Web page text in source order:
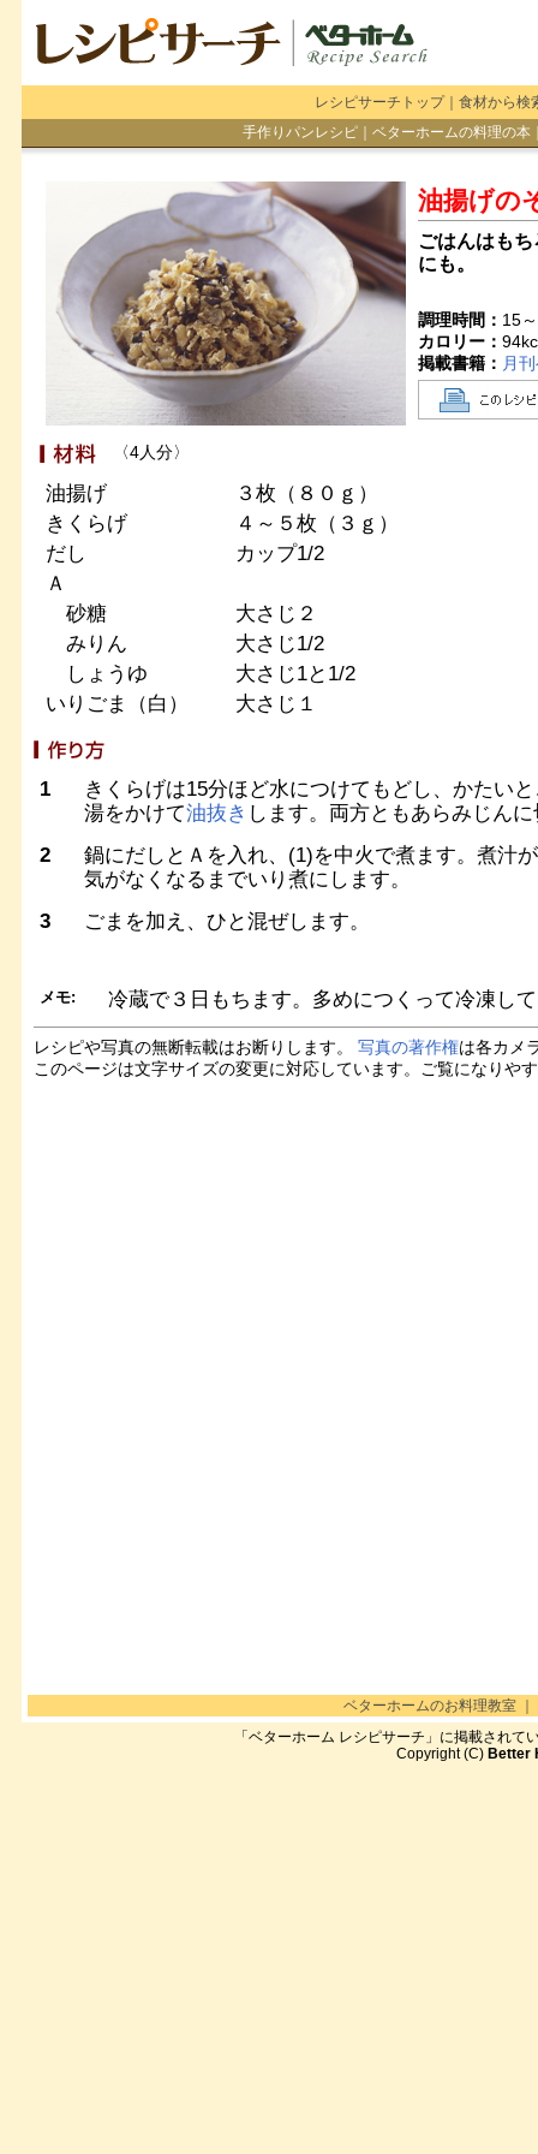
レシピサーチトップ｜ 食材から検
手作りパンレシピ
ベターホームの料理の本
油揚げの
ごはんはも
にも。
調理時間： 15
カロリー： 94
掲載書籍： 月
〈4人分〉
油揚げ
３枚（８０ｇ）
きくらげ
４～５枚（３ｇ）
だし
カップ1/2
Ａ
砂糖
大さじ２
みりん
大さじ1/2
しょうゆ
大さじ1と1/2
いりごま（白）
大さじ１
1
きくらげは15分ほど水につけてもどし、かたい
湯をかけて油抜き します。両方ともあらみじん
2
鍋にだしとＡを入れ、(1)を中火で煮ます。煮汁
気がなくなるまでいり煮にします。
3
ごまを加え、ひと混ぜします。
メモ: 冷蔵で３日もちます。多めにつくって冷凍し
レシピや写真の無断転載はお断りします。 写真の著作権は各カメ
このページは文字サイズの変更に対応しています。ご覧になりや
ベターホームのお料理教室
「ベターホーム レシピサーチ」に掲載され
Copyright (C) Better